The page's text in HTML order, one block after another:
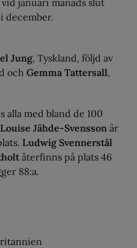
december.
Jung, Tyskland, följd av
och Gemma Tattersall,
alla med bland de 100
Louise Jähde-Svensson är
Ludwig Svennerstål
återfinns på plats 46
88:a.